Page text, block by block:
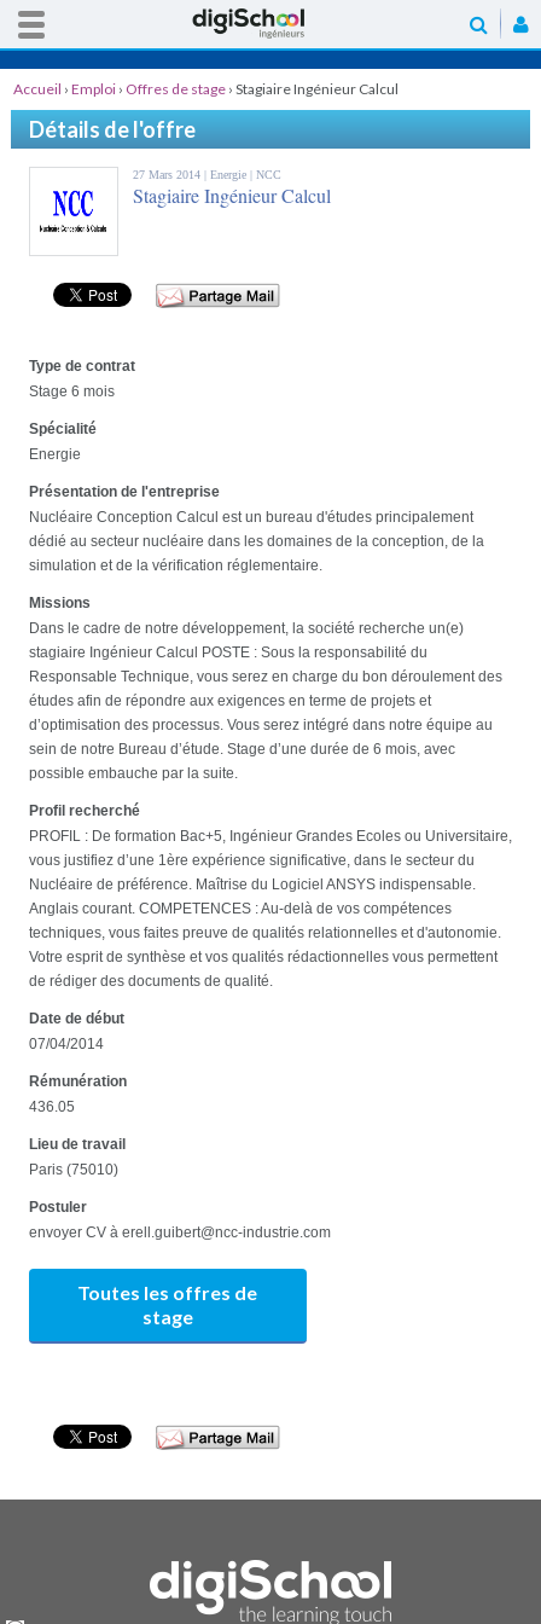
Accueil › Emploi › Offres de stage › Stagiaire Ingénieur Calcul
Détails de l'offre
27 Mars 2014 | Energie | NCC
Stagiaire Ingénieur Calcul
Type de contrat
Stage 6 mois
Spécialité
Energie
Présentation de l'entreprise
Nucléaire Conception Calcul est un bureau d'études principalement
dédié au secteur nucléaire dans les domaines de la conception, de la
simulation et de la vérification réglementaire.
Missions
Dans le cadre de notre développement, la société recherche un(e)
stagiaire Ingénieur Calcul POSTE : Sous la responsabilité du
Responsable Technique, vous serez en charge du bon déroulement des
études afin de répondre aux exigences en terme de projets et
d’optimisation des processus. Vous serez intégré dans notre équipe au
sein de notre Bureau d’étude. Stage d’une durée de 6 mois, avec
possible embauche par la suite.
Profil recherché
PROFIL : De formation Bac+5, Ingénieur Grandes Ecoles ou Universitaire,
vous justifiez d’une 1ère expérience significative, dans le secteur du
Nucléaire de préférence. Maîtrise du Logiciel ANSYS indispensable.
Anglais courant. COMPETENCES : Au-delà de vos compétences
techniques, vous faites preuve de qualités relationnelles et d'autonomie.
Votre esprit de synthèse et vos qualités rédactionnelles vous permettent
de rédiger des documents de qualité.
Date de début
07/04/2014
Rémunération
436.05
Lieu de travail
Paris (75010)
Postuler
envoyer CV à erell.guibert@ncc-industrie.com
Toutes les offres de
stage